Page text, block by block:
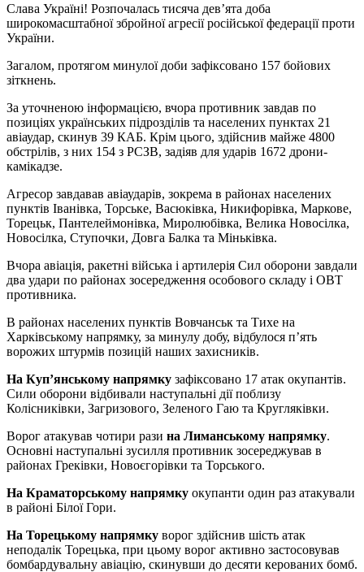
Слава Україні! Розпочалась тисяча дев’ята доба
широкомасштабної збройної агресії російської федерації проти
України.
Загалом, протягом минулої доби зафіксовано 157 бойових
зіткнень.
За уточненою інформацією, вчора противник завдав по
позиціях українських підрозділів та населених пунктах 21
авіаудар, скинув 39 КАБ. Крім цього, здійснив майже 4800
обстрілів, з них 154 з РСЗВ, задіяв для ударів 1672 дрони-
камікадзе.
Агресор завдавав авіаударів, зокрема в районах населених
пунктів Іванівка, Торське, Васюківка, Никифорівка, Маркове,
Торецьк, Пантелеймонівка, Миролюбівка, Велика Новосілка,
Новосілка, Ступочки, Довга Балка та Міньківка.
Вчора авіація, ракетні війська і артилерія Сил оборони завдали
два удари по районах зосередження особового складу і ОВТ
противника.
В районах населених пунктів Вовчанськ та Тихе на
Харківському напрямку, за минулу добу, відбулося п’ять
ворожих штурмів позицій наших захисників.
На Куп’янському напрямку зафіксовано 17 атак окупантів.
Сили оборони відбивали наступальні дії поблизу
Колісниківки, Загризового, Зеленого Гаю та Кругляківки.
Ворог атакував чотири рази на Лиманському напрямку.
Основні наступальні зусилля противник зосереджував в
районах Греківки, Новоєгорівки та Торського.
На Краматорському напрямку окупанти один раз атакували
в районі Білої Гори.
На Торецькому напрямку ворог здійснив шість атак
неподалік Торецька, при цьому ворог активно застосовував
бомбардувальну авіацію, скинувши до десяти керованих бомб.